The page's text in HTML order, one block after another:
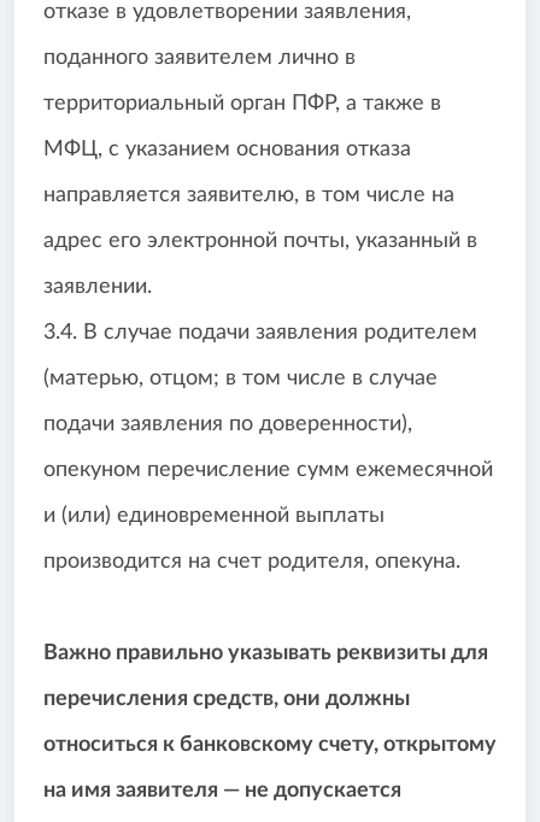
отказе в удовлетворении заявления,
поданного заявителем лично в
территориальный орган ПФР, а также в
МФЦ, с указанием основания отказа
направляется заявителю, в том числе на
адрес его электронной почты, указанный в
заявлении.
3.4. В случае подачи заявления родителем
(матерью, отцом; в том числе в случае
подачи заявления по доверенности),
опекуном перечисление сумм ежемесячной
и (или) единовременной выплаты
производится на счет родителя, опекуна.
Важно правильно указывать реквизиты для
перечисления средств, они должны
относиться к банковскому счету, открытому
на имя заявителя — не допускается